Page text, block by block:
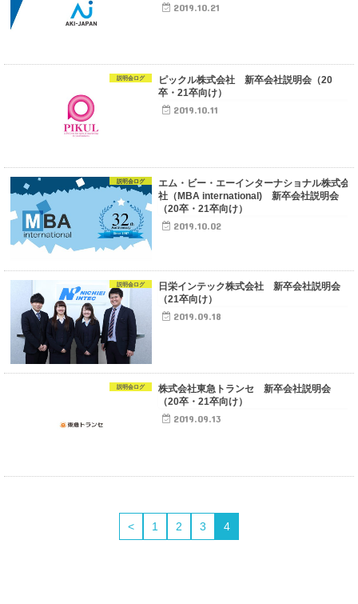
2019.10.21
説明会ログ
ピックル株式会社 新卒会社説明会（20
卒・21卒向け）
2019.10.11
説明会ログ
エム・ビー・エーインターナショナル株式会
社（MBA international) 新卒会社説明会
（20卒・21卒向け）
2019.10.02
説明会ログ
日栄インテック株式会社 新卒会社説明会
（21卒向け）
2019.09.18
説明会ログ
株式会社東急トランセ 新卒会社説明会
（20卒・21卒向け）
2019.09.13
< 1 2 3 4